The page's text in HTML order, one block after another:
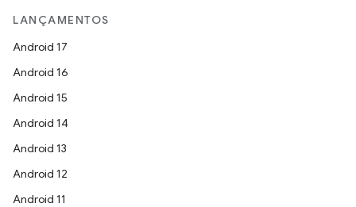
LANÇAMENTOS
Android 17
Android 16
Android 15
Android 14
Android 13
Android 12
Android 11